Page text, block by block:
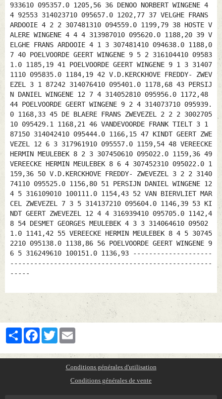
933610 095357.0 1205,56 36 DENOO NORBERT WINGENE 4
4 92553 314023710 095657.0 1202,77 37 VELGHE FRANS
ARDOOIE 4 2 2 307481310 094559.0 1199,79 38 HOSTE V
ALERE WINGENE 4 4 4 313987010 095620.0 1188,20 39 V
ELGHE FRANS ARDOOIE 4 1 3 307481410 094638.0 1188,0
7 40 POELVOORDE GEERT WINGENE 9 5 2 316104410 09583
1.0 1185,19 41 POELVOORDE GEERT WINGENE 9 1 3 31407
1110 095835.0 1184,19 42 V.D.KERCKHOVE FREDDY- ZWEV
EZEL 3 1 87242 314076410 095401.0 1178,68 43 PERSIJ
N DANIEL WINGENE 12 7 4 314052810 095956.0 1172,48
44 POELVOORDE GEERT WINGENE 9 2 4 314073710 095939.
0 1168,33 45 DE BLAERE FRANS ZWEVEZEL 2 2 2 3002705
10 095429.1 1168,21 46 VANDEVOORDE FRANK TIELT 3 1
87150 314042410 095444.0 1166,15 47 KINDT GEERT ZWE
VEZEL 12 6 3 317961910 095557.0 1159,54 48 VEREECKE
HERMIN MEULEBEK 8 2 3 307450610 095022.0 1159,36 49
VEREECKE HERMIN MEULEBEK 8 6 4 307452310 095022.0 1
159,36 50 V.D.KERCKHOVE FREDDY- ZWEVEZEL 3 2 2 3140
74110 095525.0 1156,80 51 PERSIJN DANIEL WINGENE 12
4 5 316109010 100111.0 1154,43 52 VAN BIERVLIET MAR
CEL ZWEVEZEL 7 3 5 314137210 095604.0 1146,39 53 KI
NDT GEERT ZWEVEZEL 12 4 4 316939410 095705.0 1142,4
8 54 DESMET GEORGES MEULEBEK 4 3 3 314064610 09502
1.0 1141,42 55 VEREECKE HERMIN MEULEBEK 8 4 5 30745
2210 095138.0 1138,86 56 POELVOORDE GEERT WINGENE 9
6 5 316249610 100151.0 1136,93 --------------------
---------------------------------------------------
-----
PartagerFacebookTwitter
Conditions générales d'utilisation
Conditions générales de vente